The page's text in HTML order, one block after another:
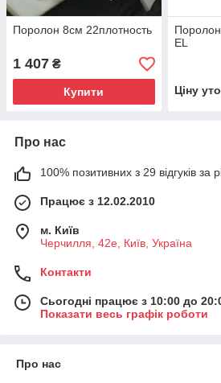
Поролон 8см 22плотность
1 407 ₴
Купити
Поролон
EL
Ціну
Про нас
100% позитивних з 29 відгуків за
Працює з 12.02.2010
м. Київ
Черчилля, 42е, Київ, Україна
Контакти
Сьогодні працює з 10:00 до
Показати весь графік роботи
Про нас